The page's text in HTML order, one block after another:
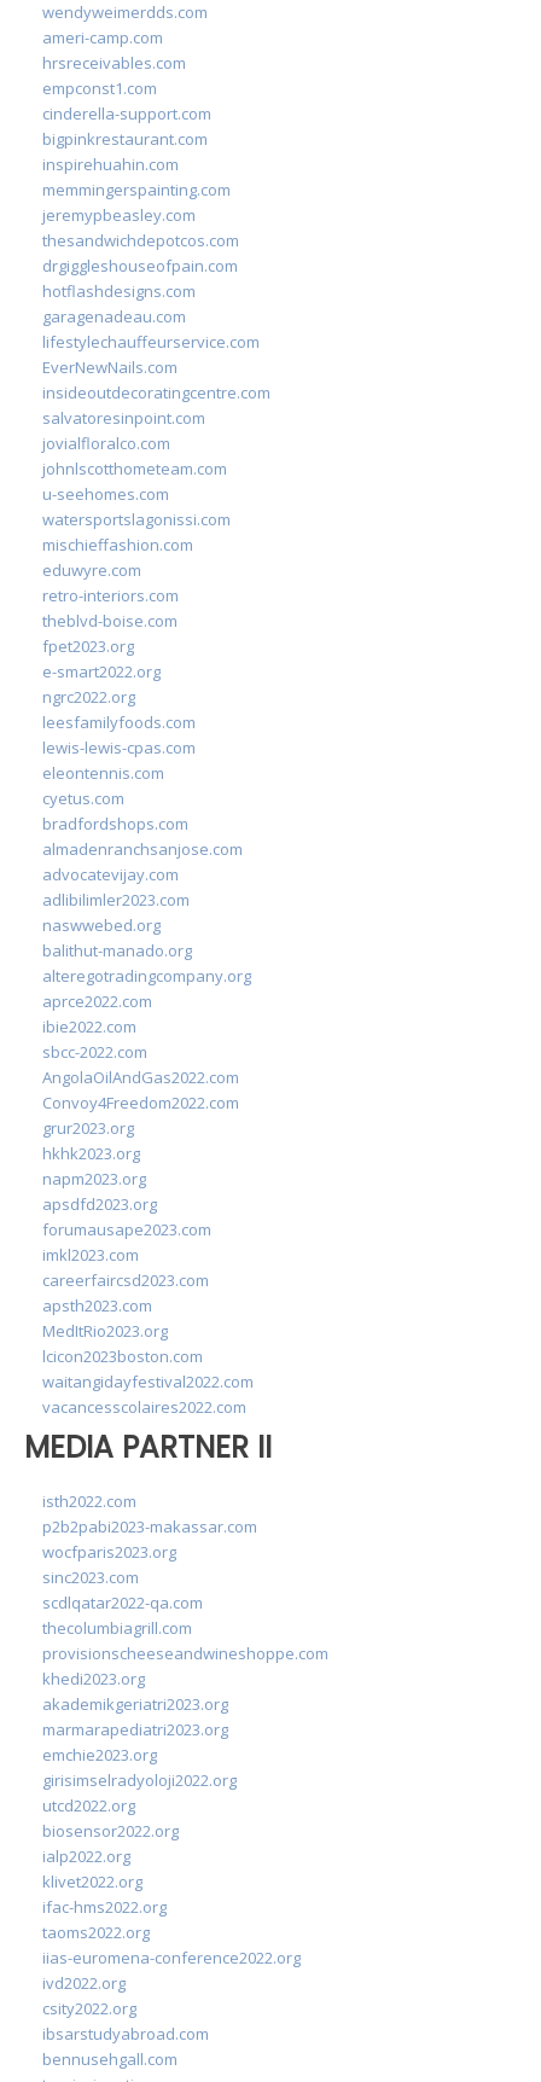
wendyweimerdds.com
ameri-camp.com
hrsreceivables.com
empconst1.com
cinderella-support.com
bigpinkrestaurant.com
inspirehuahin.com
memmingerspainting.com
jeremypbeasley.com
thesandwichdepotcos.com
drgiggleshouseofpain.com
hotflashdesigns.com
garagenadeau.com
lifestylechauffeurservice.com
EverNewNails.com
insideoutdecoratingcentre.com
salvatoresinpoint.com
jovialfloralco.com
johnlscotthometeam.com
u-seehomes.com
watersportslagonissi.com
mischieffashion.com
eduwyre.com
retro-interiors.com
theblvd-boise.com
fpet2023.org
e-smart2022.org
ngrc2022.org
leesfamilyfoods.com
lewis-lewis-cpas.com
eleontennis.com
cyetus.com
bradfordshops.com
almadenranchsanjose.com
advocatevijay.com
adlibilimler2023.com
naswwebed.org
balithut-manado.org
alteregotradingcompany.org
aprce2022.com
ibie2022.com
sbcc-2022.com
AngolaOilAndGas2022.com
Convoy4Freedom2022.com
grur2023.org
hkhk2023.org
napm2023.org
apsdfd2023.org
forumausape2023.com
imkl2023.com
careerfaircsd2023.com
apsth2023.com
MedItRio2023.org
lcicon2023boston.com
waitangidayfestival2022.com
vacancesscolaires2022.com
MEDIA PARTNER II
isth2022.com
p2b2pabi2023-makassar.com
wocfparis2023.org
sinc2023.com
scdlqatar2022-qa.com
thecolumbiagrill.com
provisionscheeseandwineshoppe.com
khedi2023.org
akademikgeriatri2023.org
marmarapediatri2023.org
emchie2023.org
girisimselradyoloji2022.org
utcd2022.org
biosensor2022.org
ialp2022.org
klivet2022.org
ifac-hms2022.org
taoms2022.org
iias-euromena-conference2022.org
ivd2022.org
csity2022.org
ibsarstudyabroad.com
bennusehgall.com